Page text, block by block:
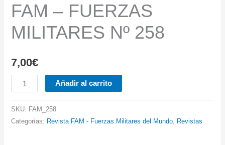
FAM – FUERZAS
MILITARES Nº 258
7,00€
FAM
-
FUERZAS
MILITARES
Añadir al carrito
SKU: FAM_258
Categorías: Revista FAM - Fuerzas Militares del Mundo, Revistas